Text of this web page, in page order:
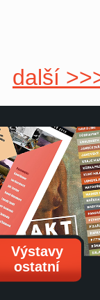
další
Výstavy
ostatní